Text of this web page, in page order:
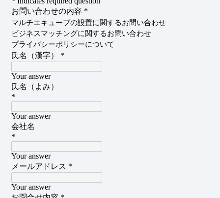
予約して荷物を預ける、発送する
他社サービスを利用して
荷物・商品を送る、受取る
個人のお客さま
よくあるご質問
マルチエキューブを
各地へ展開